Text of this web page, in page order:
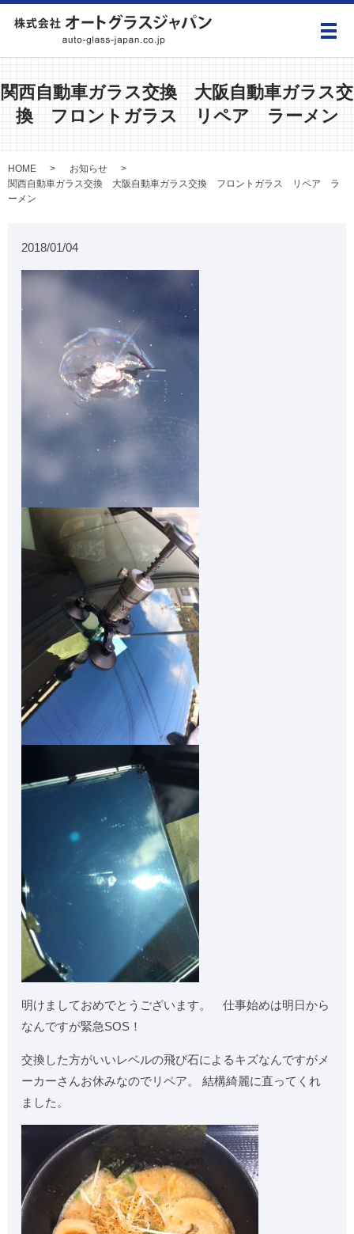
メ
関西自動車ガラス交換 大阪自動車ガラス交
換 フロントガラス リペア ラーメン
HOME
お知らせ
関西自動車ガラス交換 大阪自動車ガラス交換 フロントガラス リペア ラ
ーメン
2018/01/04
明けましておめでとうございます。 仕事始めは明日から
なんですが緊急SOS！
交換した方がいいレベルの飛び石によるキズなんですがメ
ーカーさんお休みなのでリペア。 結構綺麗に直ってくれ
ました。